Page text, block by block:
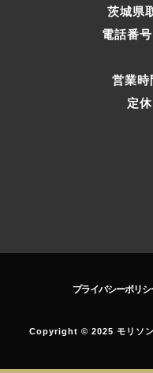
茨城県
電話番
営業
定
プライバシーポリシ
Copyright © 2025 モリソ